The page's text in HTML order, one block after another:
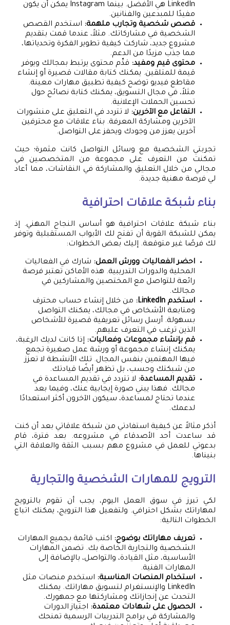
LinkedIn هي الأفضل. بينما Instagram يمكن أن يكون
مفيدًا للمبدعين والفنانين.
قصص شخصية وتجارب ملهمة: استخدم القصص
الشخصية في مشاركاتك. مثلاً، عندما قمت بتقديم
مشروع جديد، شاركت كيفية تطوير الفكرة وتحدياتها،
مما جذب مزيدًا من الدعم.
محتوى قيم ومفيد: قدِّم محتوى يرتبط بمجالك ويوفر
قيمة للمتلقين. يمكنك كتابة مقالات قصيرة أو إنشاء
مقاطع فيديو توضح كيفية تطبيق مهارات معينة.
مثلاً، في مجال التسويق، يمكنك كتابة نصائح حول
تحسين الحملات الإعلانية.
التفاعل مع الآخرين: لا تتردد في التعليق على منشورات
الآخرين ومشاركة المعرفة. بناء علاقات مع محترفين
آخرين يعزز من وجودك ويحفز على التواصل.
تجربتي الشخصية مع وسائل التواصل كانت مثمرة؛ حيث
تمكنت من التعرف على مجموعة من المتخصصين في
مجالي من خلال التعليق والمشاركة في النقاشات، مما أعاد
لي فرصة مهنية جديدة.
بناء شبكة علاقات احترافية
بناء شبكة علاقات احترافية هو أساس النجاح المهني. إذ
يمكن للشبكة القوية أن تفتح لك الأبواب المستقبلية وتوفر
لك فرصًا غير متوقعة. إليك بعض الخطوات:
احضر الفعاليات وورش العمل: شارك في الفعاليات
المحلية والدورات التدريبية. هذه الأماكن تعتبر فرصة
رائعة للتواصل مع المختصين والمشاركين في
مجالك.
استخدم LinkedIn:
من خلال إنشاء حساب محترف
ومتابعة الأشخاص في مجالك، يمكنك التواصل
بسهولة. أرسل رسائل تعريفية قصيرة للأشخاص
الذين ترغب في التعرف عليهم.
قم بإنشاء مجموعات وفعاليات: إذا كانت لديك الرغبة،
يمكنك إنشاء مجموعة أو ورشة عمل صغيرة تجمع
فيها المهتمين بنفس المجال. تلك الأنشطة لا تعزز
من شبكتك وحسب، بل تظهر أيضًا قيادتك.
تقديم المساعدة: لا تتردد في تقديم المساعدة في
مجالك. فهذا يبني صورة إيجابية عنك، وفيما بعد
عندما تحتاج لمساعدة، سيكون الآخرون أكثر استعدادًا
لدعمك.
أذكر مثالاً عن كيفية استفادتي من شبكة علاقاتي بعد أن كنت
قد ساعدت أحد الأصدقاء في مشروعه. بعد فترة، قام
بدعوتي للعمل في مشروع مهم بسبب الثقة والعلاقة التي
بنيناها.
الترويج للمهارات الشخصية والتجارية
لكي تبرز في سوق العمل اليوم، يجب أن تقوم بالترويج
لمهاراتك بشكل احترافي. ولتفعيل هذا الترويج، يمكنك اتباع
الخطوات التالية:
تعريف مهاراتك بوضوح: اكتب قائمة بجميع المهارات
الشخصية والتجارية الخاصة بك. تضمن المهارات
الأساسية، مثل القيادة، والتواصل، بالإضافة إلى
المهارات الفنية.
استخدام المنصات المناسبة: استخدم منصات مثل
LinkedIn والإنستغرام لتسويق مهاراتك. يمكنك
التحدث عن إنجازاتك ومشاركتها مع جمهورك.
الحصول على شهادات معتمدة: اجتياز الدورات
والمشاركة في برامح التدريبات الرسمية تمنحك